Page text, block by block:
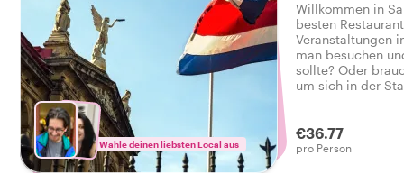
Wähle deinen liebsten Local aus
Willkommen in
besten
Veranstaltungen
man besuchen
sollte? Oder
um sich in der
perfekte
Städtereise auf
€36.77
pro Person